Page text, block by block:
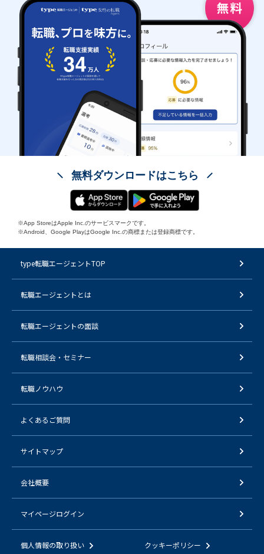
無料ダウンロードはこちら
※App StoreはApple Inc.のサービスマークです。
※Android、Google PlayはGoogle Inc.の商標または登録商標です。
type転職エージェントTOP
転職エージェントとは
転職エージェントの面談
転職相談会・セミナー
転職ノウハウ
よくあるご質問
サイトマップ
会社概要
マイページログイン
個人情報の取り扱い クッキーポリシー